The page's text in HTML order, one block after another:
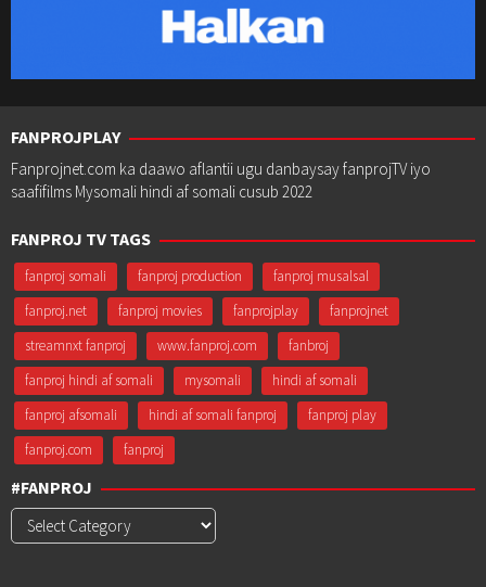
FANPROJPLAY
Fanprojnet.com ka daawo aflantii ugu danbaysay fanprojTV iyo
saafifilms Mysomali hindi af somali cusub 2022
FANPROJ TV TAGS
fanproj somali fanproj production
fanproj musalsal
fanproj.net
fanproj movies fanprojplay
fanprojnet
streamnxt fanproj
www.fanproj.com
fanbroj
fanproj hindi af somali
mysomali
hindi af somali
fanproj afsomali
hindi af somali fanproj
fanproj play
fanproj.com
fanproj
#FANPROJ
#Fanproj